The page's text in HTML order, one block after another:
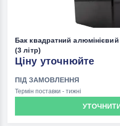
Бак квадратний алюмінієвий
(3 літр)
Ціну уточнюйте
ПІД ЗАМОВЛЕННЯ
Термін поставки - тижні